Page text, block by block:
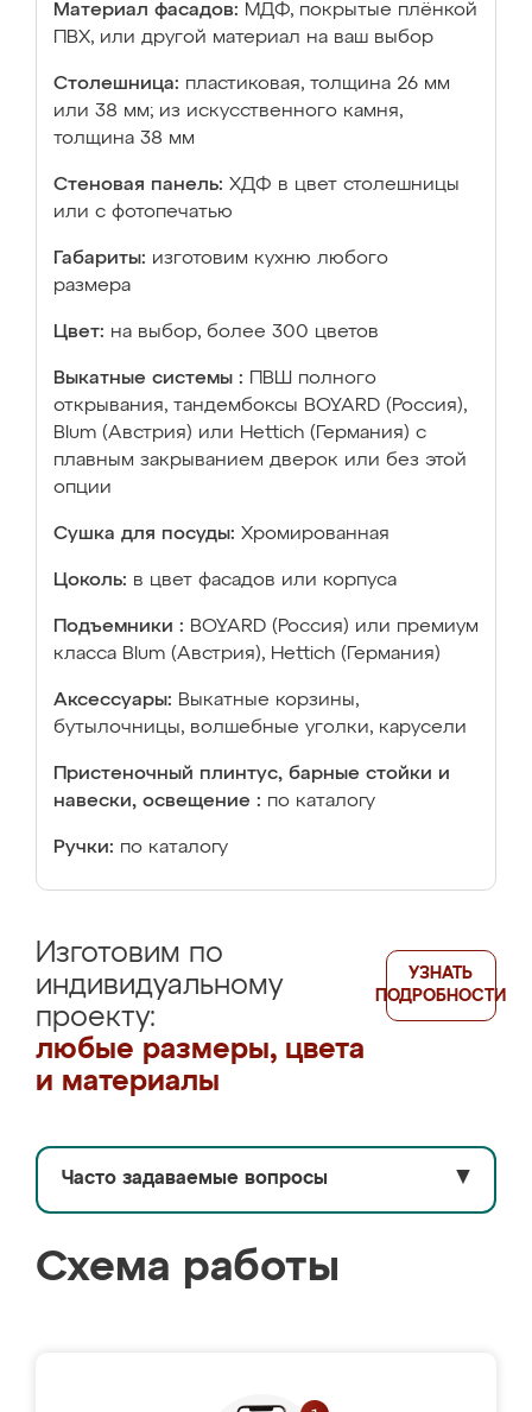
Материал фасадов: МДФ, покрытые плёнкой
ПВХ, или другой материал на ваш выбор
Столешница: пластиковая, толщина 26 мм
или 38 мм; из искусственного камня,
толщина 38 мм
Стеновая панель: ХДФ в цвет столешницы
или с фотопечатью
Габариты: изготовим кухню любого
размера
Цвет: на выбор, более 300 цветов
Выкатные системы :
ПВШ полного
открывания, тандембоксы BOYARD (Россия),
Blum (Австрия) или Hettich (Германия) с
плавным закрыванием дверок или без этой
опции
Сушка для посуды: Хромированная
Цоколь: в цвет фасадов или корпуса
Подъемники : BOYARD (Россия) или премиум
класса Blum (Австрия), Hettich (Германия)
Аксессуары: Выкатные корзины,
бутылочницы, волшебные уголки, карусели
Пристеночный плинтус, барные стойки и
навески, освещение : по каталогу
Ручки: по каталогу
Изготовим по
индивидуальному
проекту:
любые размеры, цвета
и материалы
УЗНАТЬ
ПОДРОБНОСТИ
Часто задаваемые вопросы ▼
Схема работы